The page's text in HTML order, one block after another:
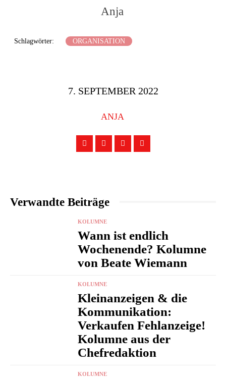
Anja
Schlagwörter: ORGANISATION
7. SEPTEMBER 2022
ANJA
Verwandte Beiträge
KOLUMNE
Wann ist endlich
Wochenende? Kolumne
von Beate Wiemann
KOLUMNE
Kleinanzeigen & die
Kommunikation:
Verkaufen Fehlanzeige!
Kolumne aus der
Chefredaktion
KOLUMNE